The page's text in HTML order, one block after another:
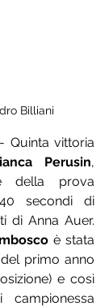
Billiani
- Quinta vittoria
Perusin,
della prova
secondi di
di Anna Auer.
è stata
primo anno
e così